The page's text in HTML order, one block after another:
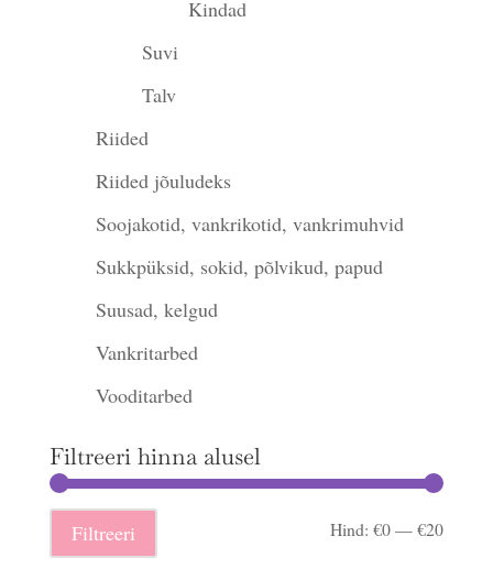
Kindad
Suvi
Talv
Riided
Riided jõuludeks
Soojakotid, vankrikotid, vankrimuhvid
Sukkpüksid, sokid, põlvikud, papud
Suusad, kelgud
Vankritarbed
Vooditarbed
Filtreeri hinna alusel
Filtreeri Hind:€0—€20